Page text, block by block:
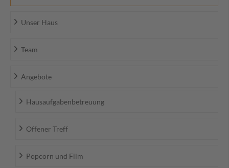
Unser Haus
Team
Angebote
Hausaufgabenbetreuung
Offener Treff
Popcorn und Film